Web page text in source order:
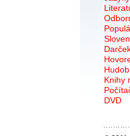
Knihy
DVD